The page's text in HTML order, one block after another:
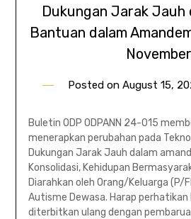
Dukungan Jarak Jauh
Bantuan dalam
November
Posted on August 15,
Buletin ODP ODPANN 24-015
menerapkan perubahan pada
Dukungan Jarak Jauh dalam
Konsolidasi, Kehidupan
Diarahkan oleh Orang/Keluarga (P/
Autisme Dewasa. Harap perhatikan
diterbitkan ulang dengan